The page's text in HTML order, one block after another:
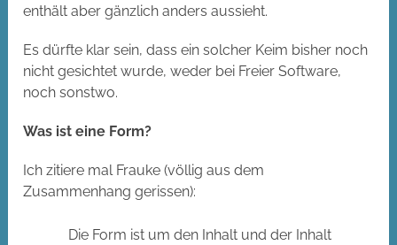
enthält aber gänzlich anders aussieht.
Es dürfte klar sein, dass ein solcher Keim bisher noch
nicht gesichtet wurde, weder bei Freier Software,
noch sonstwo.
Was ist eine Form?
Ich zitiere mal Frauke (völlig aus dem
Zusammenhang gerissen):
Die Form ist um den Inhalt und der Inhalt